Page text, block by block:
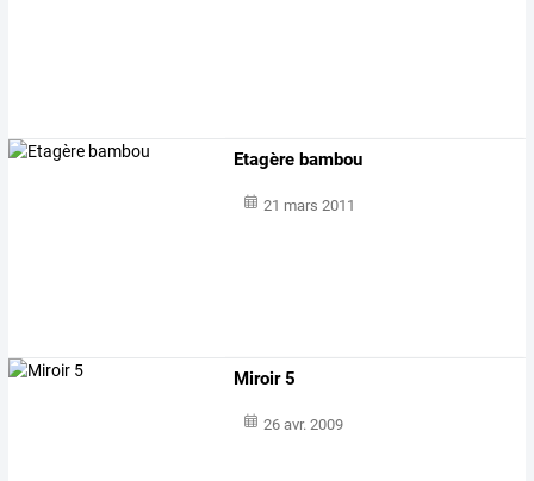
Etagère bambou
21 mars 2011
Miroir 5
26 avr. 2009